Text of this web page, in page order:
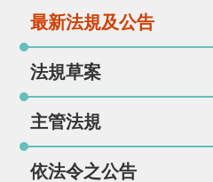
最新法規及公告
法規草案
主管法規
依法令之公告